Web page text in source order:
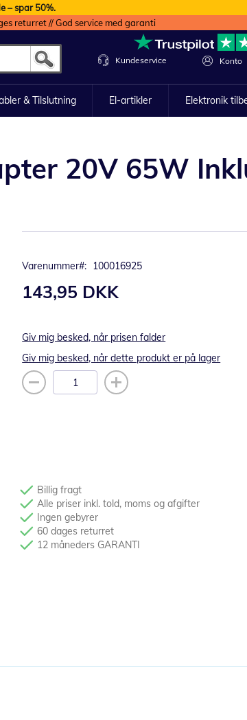
– spar 50%.
returret // God service med garanti
Konto
Kundeservice
& Tilslutning El-artikler Elektronik
20V 65W
Varenummer 100016925
143,95 DKK
Giv mig besked, når prisen falder
Giv mig besked, når dette produkt er på lager
Billig fragt
Alle priser inkl. told, moms og afgifter
Ingen gebyrer
60 dages returret
12 måneders GARANTI